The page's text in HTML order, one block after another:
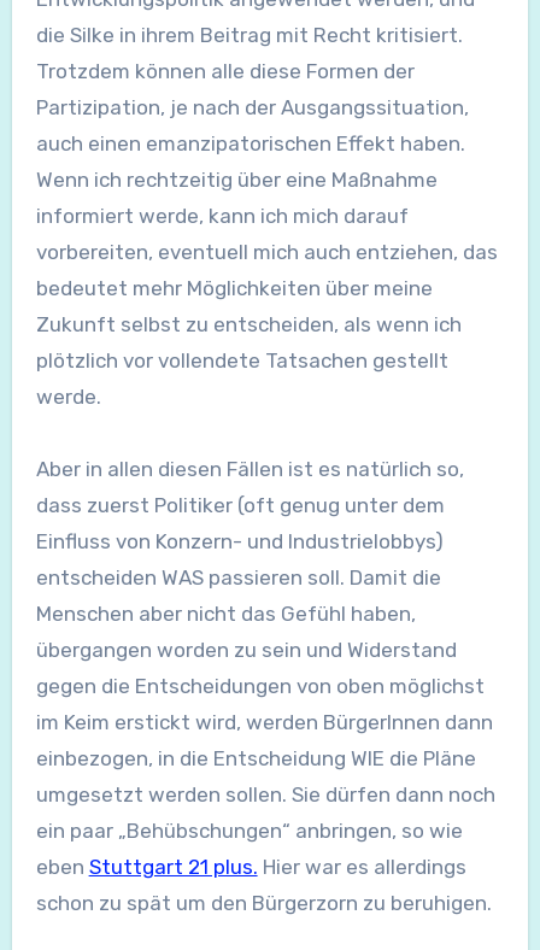
die Silke in ihrem Beitrag mit Recht kritisiert.
Trotzdem können alle diese Formen der
Partizipation, je nach der Ausgangssituation,
auch einen emanzipatorischen Effekt haben.
Wenn ich rechtzeitig über eine Maßnahme
informiert werde, kann ich mich darauf
vorbereiten, eventuell mich auch entziehen, das
bedeutet mehr Möglichkeiten über meine
Zukunft selbst zu entscheiden, als wenn ich
plötzlich vor vollendete Tatsachen gestellt
werde.
Aber in allen diesen Fällen ist es natürlich so,
dass zuerst Politiker (oft genug unter dem
Einfluss von Konzern- und Industrielobbys)
entscheiden WAS passieren soll. Damit die
Menschen aber nicht das Gefühl haben,
übergangen worden zu sein und Widerstand
gegen die Entscheidungen von oben möglichst
im Keim erstickt wird, werden BürgerInnen dann
einbezogen, in die Entscheidung WIE die Pläne
umgesetzt werden sollen. Sie dürfen dann noch
ein paar „Behübschungen“ anbringen, so wie
eben Stuttgart 21 plus. Hier war es allerdings
schon zu spät um den Bürgerzorn zu beruhigen.